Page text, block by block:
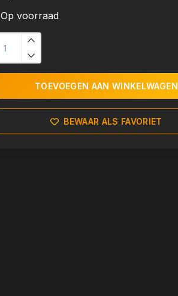
Op voorraad
TOEVOEGEN AAN WINKELWAGEN
BEWAAR ALS FAVORIET